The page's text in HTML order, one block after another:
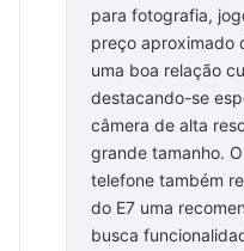
para fotografia,
preço aproximado
uma boa relação
destacando-se
câmera de alta
grande tamanho.
telefone também
do E7 uma
busca